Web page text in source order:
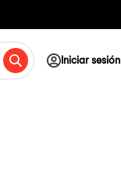
Iniciar sesión